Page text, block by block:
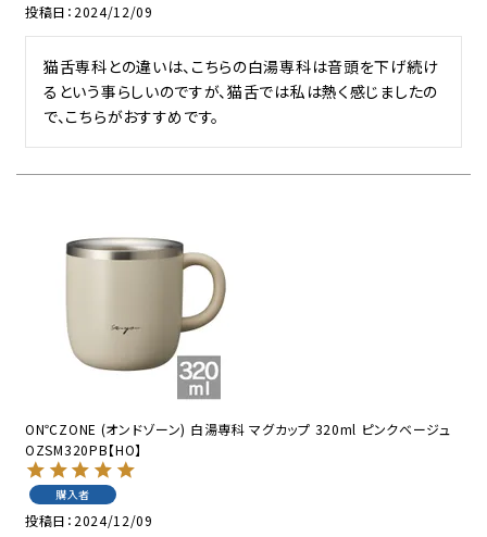
投稿日 2024/12/09
猫舌専科との違いは、こちらの白湯専科は音頭を下げ続け
るという事らしいのですが、猫舌では私は熱く感じましたの
で、こちらがおすすめです。
ON℃ZONE (オンドゾーン) 白湯専科 マグカップ 320ml ピンクベージュ
OZSM320PB【HO】
購入者
投稿日 2024/12/09